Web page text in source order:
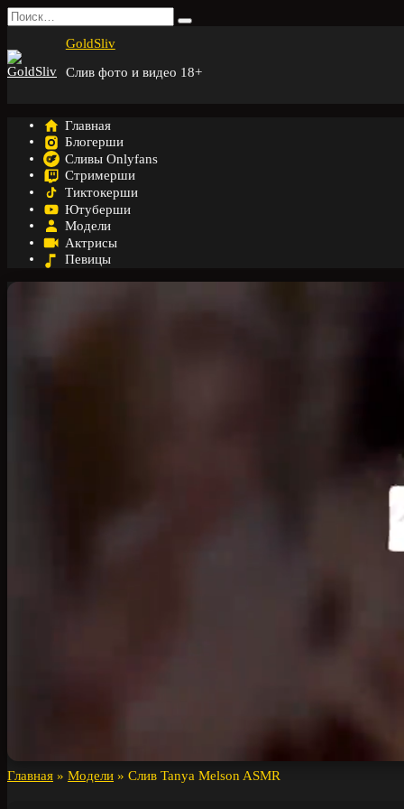
Перейти
к
содержанию
Search
for:
GoldSliv
Слив фото и видео 18+
Главная
Блогерши
Сливы Onlyfans
Стримерши
Тиктокерши
Ютуберши
Модели
Актрисы
Певицы
Главная » Модели » Слив Tanya Melson ASMR